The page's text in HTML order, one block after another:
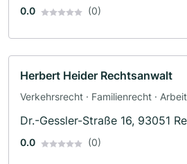
0.0 (0)
Herbert Heider Rechtsanwalt
Verkehrsrecht · Familienrecht ·
Dr.-Gessler-Straße 16, 93051
0.0 (0)